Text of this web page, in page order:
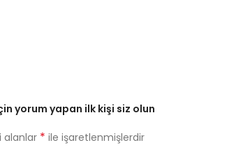
yorum yapan ilk kişi siz olun
alanlar * ile işaretlenmişlerdir